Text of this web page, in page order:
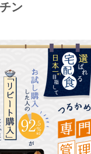
ン